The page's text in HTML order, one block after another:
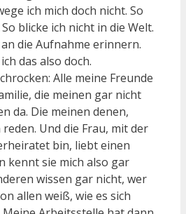
ich mich doch nicht. So
blicke ich nicht in die Welt.
die Aufnahme erinnern.
das also doch.
Alle meine Freunde
die meinen gar nicht
da. Die meinen denen,
Und die Frau, mit der
bin, liebt einen
kennt sie mich also gar
wissen gar nicht, wer
allen weiß, wie es sich